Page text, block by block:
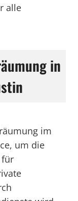
alle
in
im
um die